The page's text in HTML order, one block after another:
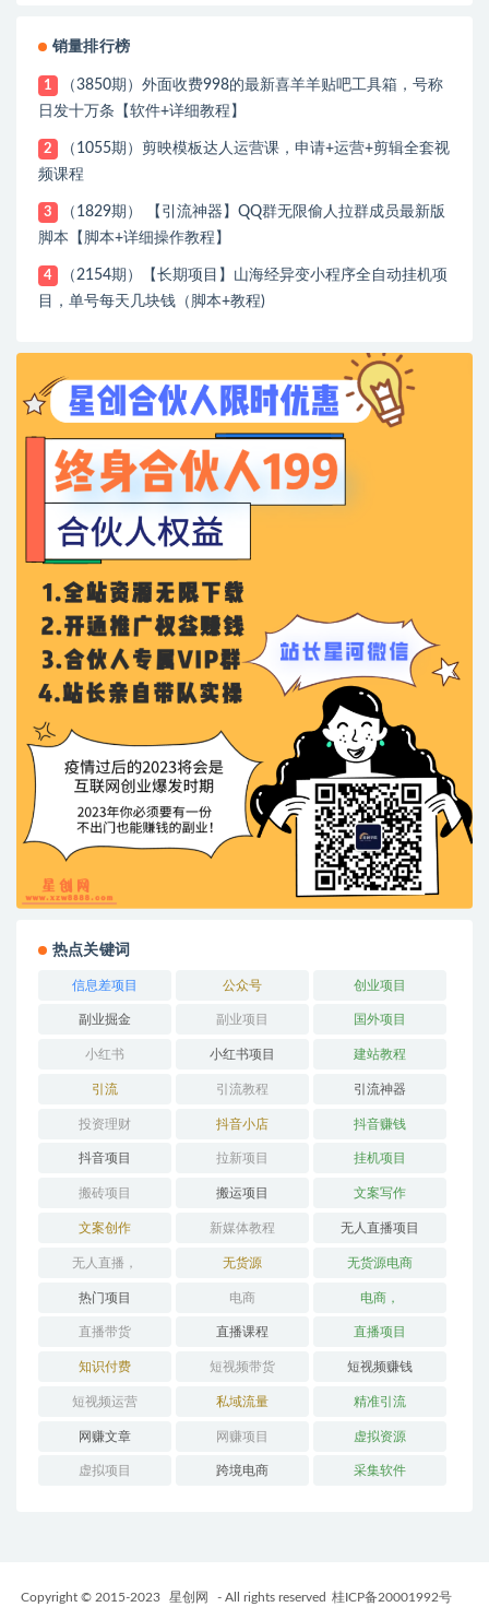
销量排行榜
1
（3850期）外面收费998的最新喜羊羊贴吧工具箱，号称
日发十万条【软件+详细教程】
2
（1055期）剪映模板达人运营课，申请+运营+剪辑全套视
频课程
3
（1829期） 【引流神器】QQ群无限偷人拉群成员最新版
脚本【脚本+详细操作教程】
4
（2154期）【长期项目】山海经异变小程序全自动挂机项
目，单号每天几块钱（脚本+教程)
热点关键词
信息差项目 公众号 创业项目
副业掘金 副业项目 国外项目
小红书 小红书项目 建站教程
引流 引流教程 引流神器
投资理财 抖音小店 抖音赚钱
抖音项目 拉新项目 挂机项目
搬砖项目 搬运项目 文案写作
文案创作 新媒体教程 无人直播项目
无人直播， 无货源 无货源电商
热门项目 电商 电商，
直播带货 直播课程 直播项目
知识付费 短视频带货 短视频赚钱
短视频运营 私域流量 精准引流
网赚文章 网赚项目 虚拟资源
虚拟项目 跨境电商 采集软件
Copyright © 2015-2023 星创网 - All rights reserved 桂ICP备20001992号